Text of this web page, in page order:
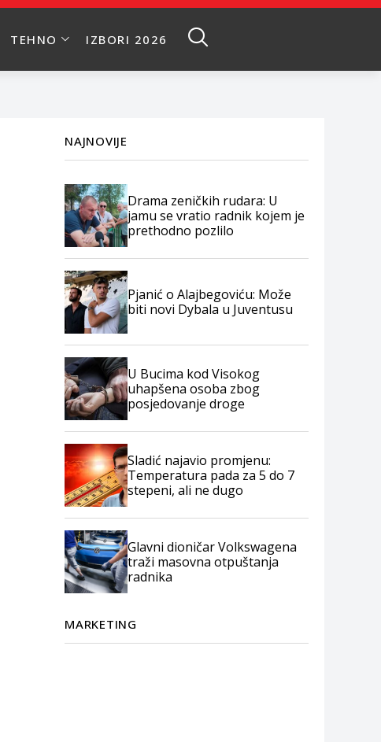
TEHNO IZBORI 2026
NAJNOVIJE
Drama zeničkih rudara: U
jamu se vratio radnik kojem je
prethodno pozlilo
Pjanić o Alajbegoviću: Može
biti novi Dybala u Juventusu
U Bucima kod Visokog
uhapšena osoba zbog
posjedovanje droge
Sladić najavio promjenu:
Temperatura pada za 5 do 7
stepeni, ali ne dugo
Glavni dioničar Volkswagena
traži masovna otpuštanja
radnika
MARKETING